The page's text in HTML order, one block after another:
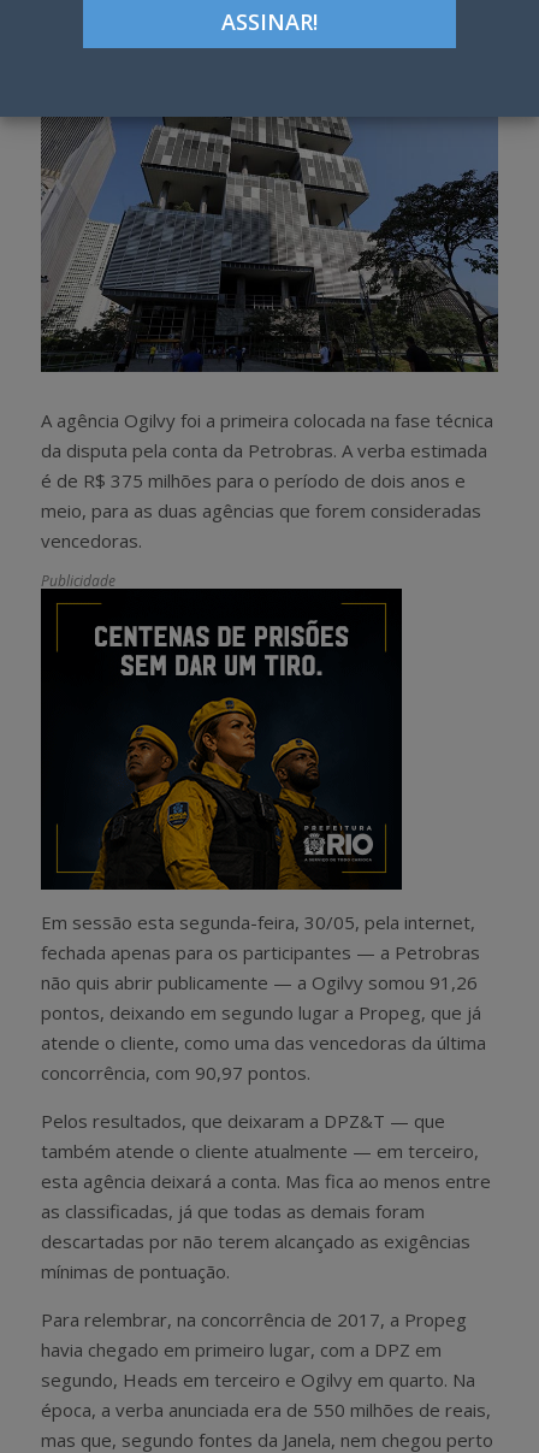
A agência Ogilvy foi a primeira colocada na fase técnica
da disputa pela conta da Petrobras. A verba estimada
é de R$ 375 milhões para o período de dois anos e
meio, para as duas agências que forem consideradas
vencedoras.
Publicidade
Em sessão esta segunda-feira, 30/05, pela internet,
fechada apenas para os participantes — a Petrobras
não quis abrir publicamente — a Ogilvy somou 91,26
pontos, deixando em segundo lugar a Propeg, que já
atende o cliente, como uma das vencedoras da última
concorrência, com 90,97 pontos.
Pelos resultados, que deixaram a DPZ&T — que
também atende o cliente atualmente — em terceiro,
esta agência deixará a conta. Mas fica ao menos entre
as classificadas, já que todas as demais foram
descartadas por não terem alcançado as exigências
mínimas de pontuação.
Para relembrar, na concorrência de 2017, a Propeg
havia chegado em primeiro lugar, com a DPZ em
segundo, Heads em terceiro e Ogilvy em quarto. Na
época, a verba anunciada era de 550 milhões de reais,
mas que, segundo fontes da Janela, nem chegou perto